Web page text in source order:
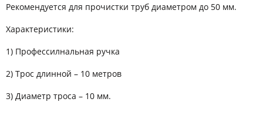
Рекомендуется для прочистки труб диаметром до 50 мм.
Характеристики:
1) Профессилнальная ручка
2) Трос длинной – 10 метров
3) Диаметр троса – 10 мм.